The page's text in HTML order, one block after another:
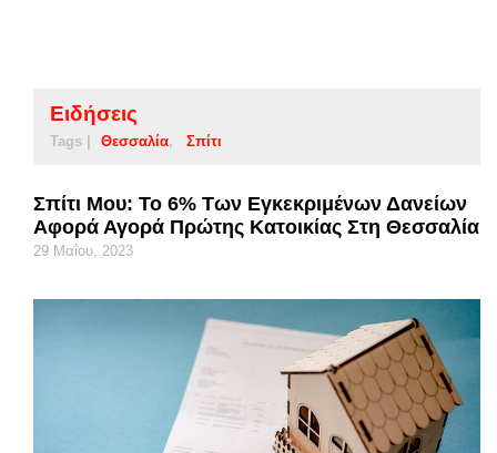
Ειδήσεις
Tags | Θεσσαλία Σπίτι
Σπίτι Μου: Το 6% Των Εγκεκριμένων Δανείων
Αφορά Αγορά Πρώτης Κατοικίας Στη Θεσσαλία
29 Μαΐου, 2023